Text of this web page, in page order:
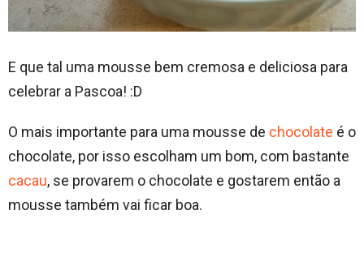
E que tal uma mousse bem cremosa e deliciosa para
celebrar a Pascoa! :D
O mais importante para uma mousse de chocolate é o
chocolate, por isso escolham um bom, com bastante
cacau, se provarem o chocolate e gostarem então a
mousse também vai ficar boa.